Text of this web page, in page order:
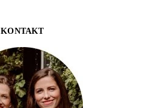
KONTAKT